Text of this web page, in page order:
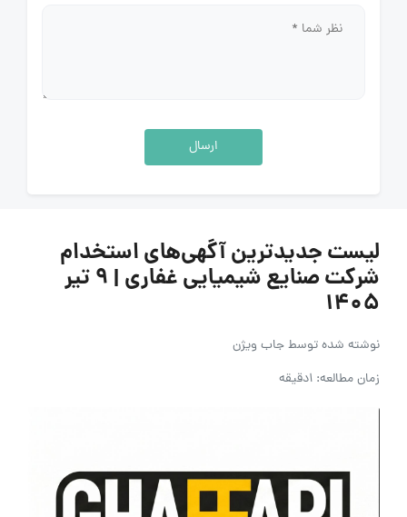
ارسال
لیست جدیدترین آگهی‌های استخدام
شرکت صنایع شیمیایی غفاری | ۹ تیر
۱۴۰۵
نوشته شده توسطجاب ویژن
زمان مطالعه: 1دقیقه